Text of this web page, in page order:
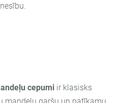
cepumi ir klasisks
mandeļu garšu un patīkamu